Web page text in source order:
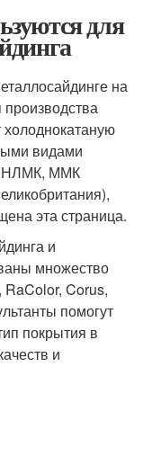
для
на
холоднокатаную
видами
НЛМК, ММК
эта страница.
и
множество
RaColor, Corus,
помогут
покрытия в
и